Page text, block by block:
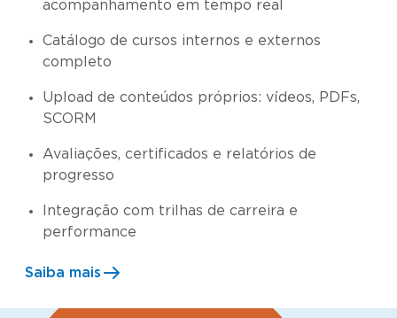
acompanhamento em tempo real
Catálogo de cursos internos e externos
completo
Upload de conteúdos próprios: vídeos, PDFs,
SCORM
Avaliações, certificados e relatórios de
progresso
Integração com trilhas de carreira e
performance
Saiba mais